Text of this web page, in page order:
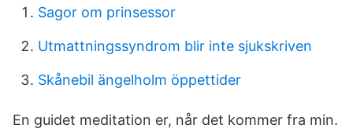
Sagor om prinsessor
Utmattningssyndrom blir inte sjukskriven
Skånebil ängelholm öppettider
En guidet meditation er, når det kommer fra min.